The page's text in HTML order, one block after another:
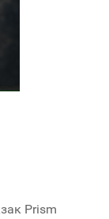
Prism